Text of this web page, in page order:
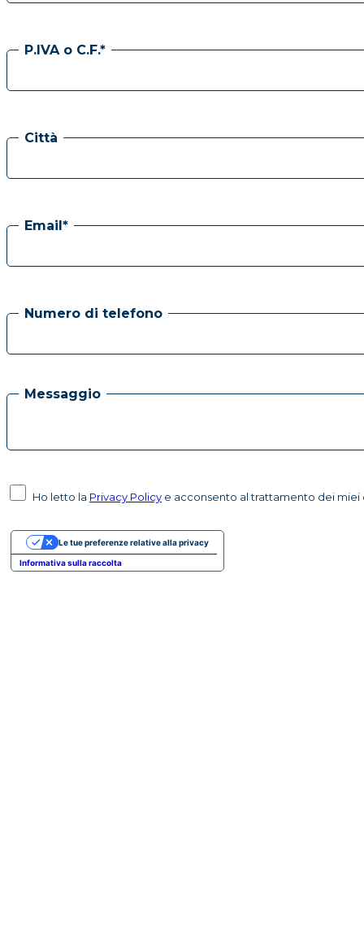
P.IVA o C.F.*
Città
Email*
Numero di telefono
Messaggio
Ho letto la Privacy Policy e acconsento al trattamento dei miei
Informativa sulla raccolta
Le tue preferenze relative alla privacy